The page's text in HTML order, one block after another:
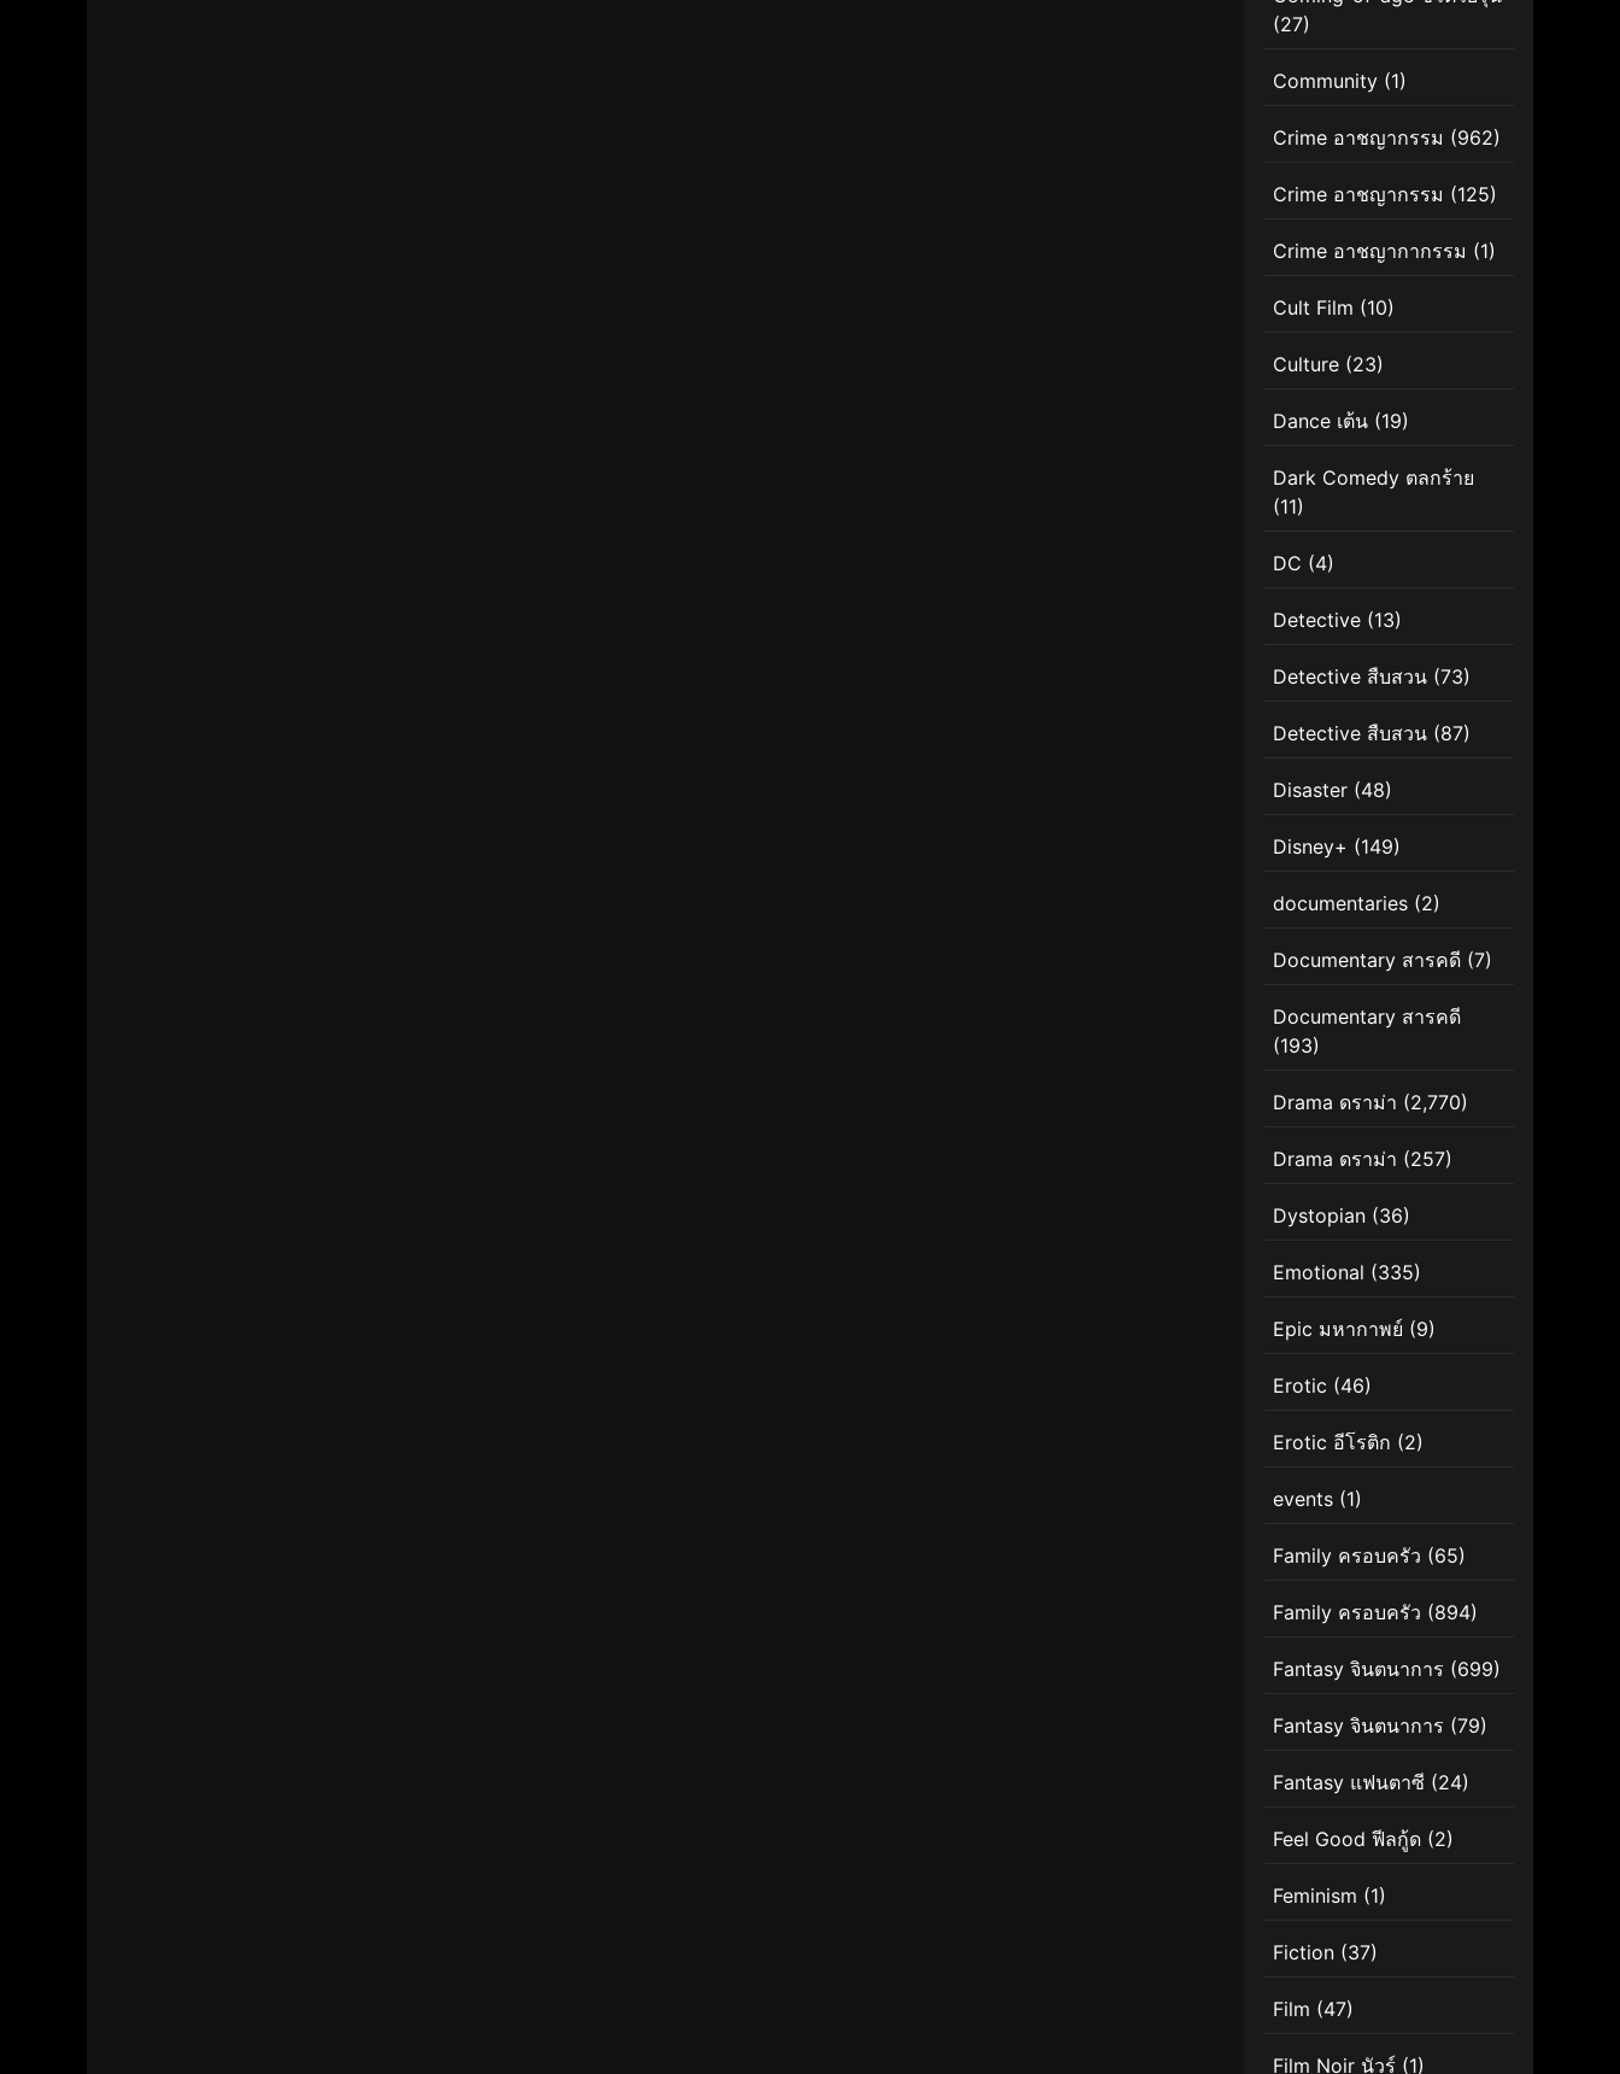
(27)
Community (1)
Crime อาชญากรรม (962)
Crime อาชญากรรม (125)
Crime อาชญากากรรม (1)
Cult Film (10)
Culture (23)
Dance เต้น (19)
Dark Comedy ตลกร้าย
(11)
DC (4)
Detective (13)
Detective สืบสวน (73)
Detective สืบสวน (87)
Disaster (48)
Disney+ (149)
documentaries (2)
Documentary สารคดี (7)
Documentary สารคดี
(193)
Drama ดราม่า (2,770)
Drama ดราม่า (257)
Dystopian (36)
Emotional (335)
Epic มหากาพย์ (9)
Erotic (46)
Erotic อีโรติก (2)
events (1)
Family ครอบครัว (65)
Family ครอบครัว (894)
Fantasy จินตนาการ (699)
Fantasy จินตนาการ (79)
Fantasy แฟนตาซี (24)
Feel Good ฟีลกู้ด (2)
Feminism (1)
Fiction (37)
Film (47)
Film Noir นัวร์ (1)